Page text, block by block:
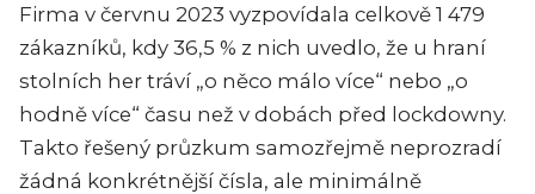
Firma v červnu 2023 vyzpovídala celkově 1 479
zákazníků, kdy 36,5 % z nich uvedlo, že u hraní
stolních her tráví „o něco málo více“ nebo „o
hodně více“ času než v dobách před lockdowny.
Takto řešený průzkum samozřejmě neprozradí
žádná konkrétnější čísla, ale minimálně